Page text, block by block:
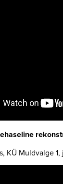
KÜ Muldvalge